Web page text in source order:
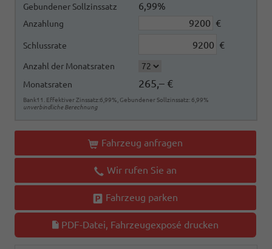
Gebundener Sollzinssatz 6,99%
Anzahlung €
Schlussrate €
Anzahl der Monatsraten
Monatsraten
265,– €
Bank11. Effektiver Zinssatz:6,99%, Gebundener Sollzinssatz: 6,99%
unverbindliche Berechnung
Fahrzeug anfragen
Wir rufen Sie an
Fahrzeug parken
PDF-Datei, Fahrzeugexposé drucken